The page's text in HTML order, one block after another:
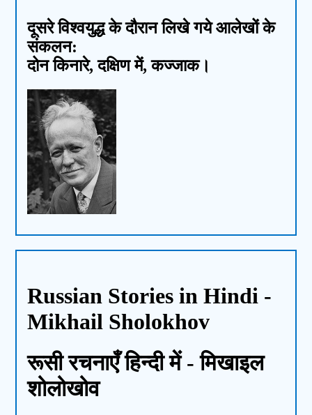
दूसरे विश्वयुद्ध के दौरान लिखे गये आलेखों के
संकलन:
दोन किनारे, दक्षिण में, कज्जाक।
Russian Stories in Hindi -
Mikhail Sholokhov
रूसी रचनाएँ हिन्दी में - मिखाइल
शोलोखोव